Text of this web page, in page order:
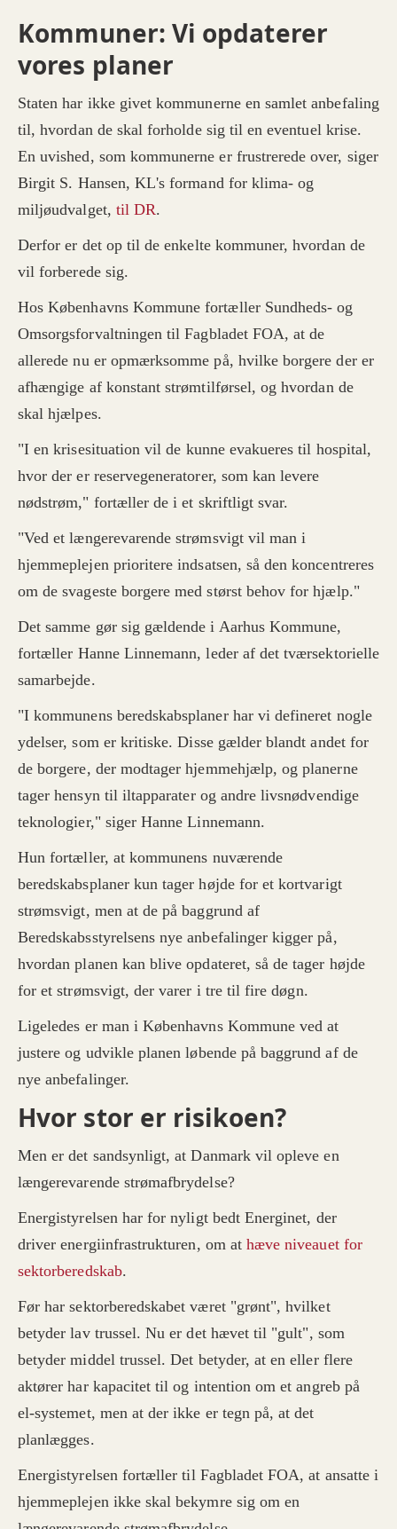
Kommuner: Vi opdaterer
vores planer
Staten har ikke givet kommunerne en samlet anbefaling
til, hvordan de skal forholde sig til en eventuel krise.
En uvished, som kommunerne er frustrerede over, siger
Birgit S. Hansen, KL's formand for klima- og
miljøudvalget, til DR.
Derfor er det op til de enkelte kommuner, hvordan de
vil forberede sig.
Hos Københavns Kommune fortæller Sundheds- og
Omsorgsforvaltningen til Fagbladet FOA, at de
allerede nu er opmærksomme på, hvilke borgere der er
afhængige af konstant strømtilførsel, og hvordan de
skal hjælpes.
"I en krisesituation vil de kunne evakueres til hospital,
hvor der er reservegeneratorer, som kan levere
nødstrøm," fortæller de i et skriftligt svar.
"Ved et længerevarende strømsvigt vil man i
hjemmeplejen prioritere indsatsen, så den koncentreres
om de svageste borgere med størst behov for hjælp."
Det samme gør sig gældende i Aarhus Kommune,
fortæller Hanne Linnemann, leder af det tværsektorielle
samarbejde.
"I kommunens beredskabsplaner har vi defineret nogle
ydelser, som er kritiske. Disse gælder blandt andet for
de borgere, der modtager hjemmehjælp, og planerne
tager hensyn til iltapparater og andre livsnødvendige
teknologier," siger Hanne Linnemann.
Hun fortæller, at kommunens nuværende
beredskabsplaner kun tager højde for et kortvarigt
strømsvigt, men at de på baggrund af
Beredskabsstyrelsens nye anbefalinger kigger på,
hvordan planen kan blive opdateret, så de tager højde
for et strømsvigt, der varer i tre til fire døgn.
Ligeledes er man i Københavns Kommune ved at
justere og udvikle planen løbende på baggrund af de
nye anbefalinger.
Hvor stor er risikoen?
Men er det sandsynligt, at Danmark vil opleve en
længerevarende strømafbrydelse?
Energistyrelsen har for nyligt bedt Energinet, der
driver energiinfrastrukturen, om at hæve niveauet for
sektorberedskab.
Før har sektorberedskabet været "grønt", hvilket
betyder lav trussel. Nu er det hævet til "gult", som
betyder middel trussel. Det betyder, at en eller flere
aktører har kapacitet til og intention om et angreb på
el-systemet, men at der ikke er tegn på, at det
planlægges.
Energistyrelsen fortæller til Fagbladet FOA, at ansatte i
hjemmeplejen ikke skal bekymre sig om en